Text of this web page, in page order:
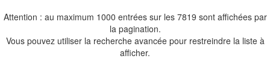
Attention : au maximum 1000 entrées sur les 7819 sont affichées par
la pagination.
Vous pouvez utiliser la recherche avancée pour restreindre la liste à
afficher.